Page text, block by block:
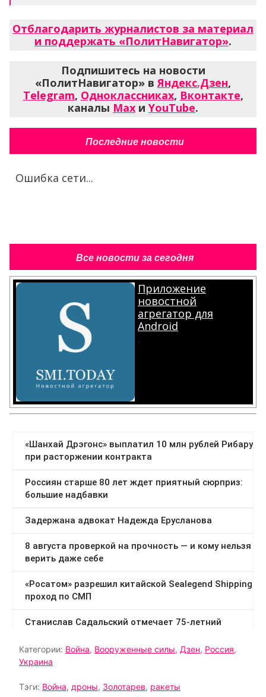
Отблагодарить журналистов за материал
и поддержать «ПолитНавигатор».
Подпишитесь на новости
«ПолитНавигатор» в Яндекс.Дзен,
Telegram, Одноклассниках, Вконтакте,
каналы Max и YouTube.
Последние новости
Ошибка сети...
Все новости за сегодня
Приложение
новостной
агрегатор для
Android
.
Категории: Война, Вооруженные силы, Дзен, Россия,
Украина
Тэги: Война, дроны, Золотарев, ракеты